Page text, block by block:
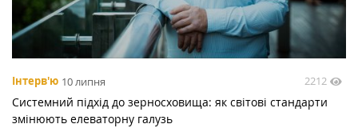
Інтерв'ю 10 липня 2212
Системний підхід до зерносховища: як світові стандарти
змінюють елеваторну галузь